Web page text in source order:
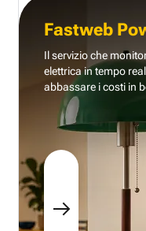
Fastweb
Il servizio che
elettrica in tempo
abbassare i costi in